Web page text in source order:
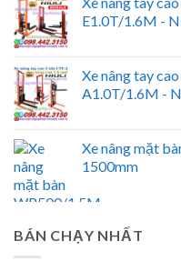
E1.0T/1.6M -
Xe nâng tay
A1.0T/1.6M -
Xe nâng mặt
1500mm
BÁN CHẠY NHẤT